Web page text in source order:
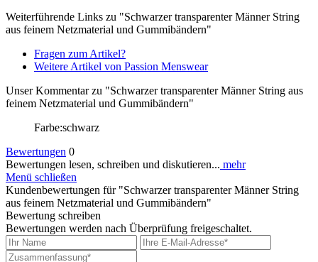
Weiterführende Links zu "Schwarzer transparenter Männer String
aus feinem Netzmaterial und Gummibändern"
Fragen zum Artikel?
Weitere Artikel von Passion Menswear
Unser Kommentar zu "Schwarzer transparenter Männer String aus
feinem Netzmaterial und Gummibändern"
Farbe:schwarz
Bewertungen 0
Bewertungen lesen, schreiben und diskutieren... mehr
Menü schließen
Kundenbewertungen für "Schwarzer transparenter Männer String
aus feinem Netzmaterial und Gummibändern"
Bewertung schreiben
Bewertungen werden nach Überprüfung freigeschaltet.